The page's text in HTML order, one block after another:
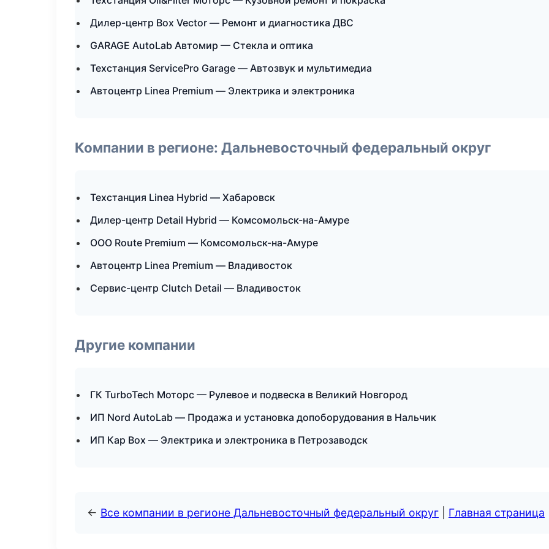
Дилер-центр Box Vector — Ремонт и диагностика ДВС
GARAGE AutoLab Автомир — Стекла и оптика
Техстанция ServicePro Garage — Автозвук и мультимедиа
Автоцентр Linea Premium — Электрика и электроника
Компании в регионе: Дальневосточный федеральный округ
Техстанция Linea Hybrid — Хабаровск
Дилер-центр Detail Hybrid — Комсомольск-на-Амуре
ООО Route Premium — Комсомольск-на-Амуре
Автоцентр Linea Premium — Владивосток
Сервис-центр Clutch Detail — Владивосток
Другие компании
ГК TurboTech Моторс — Рулевое и подвеска в Великий Новгород
ИП Nord AutoLab — Продажа и установка допоборудования в Нальчик
ИП Кар Box — Электрика и электроника в Петрозаводск
← Все компании в регионе Дальневосточный федеральный округ Главная страница